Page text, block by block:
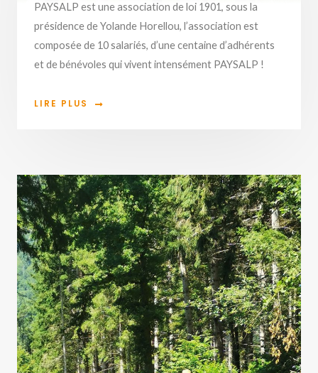
PAYSALP est une association de loi 1901, sous la
présidence de Yolande Horellou, l’association est
composée de 10 salariés, d’une centaine d’adhérents
et de bénévoles qui vivent intensément PAYSALP !
LIRE PLUS